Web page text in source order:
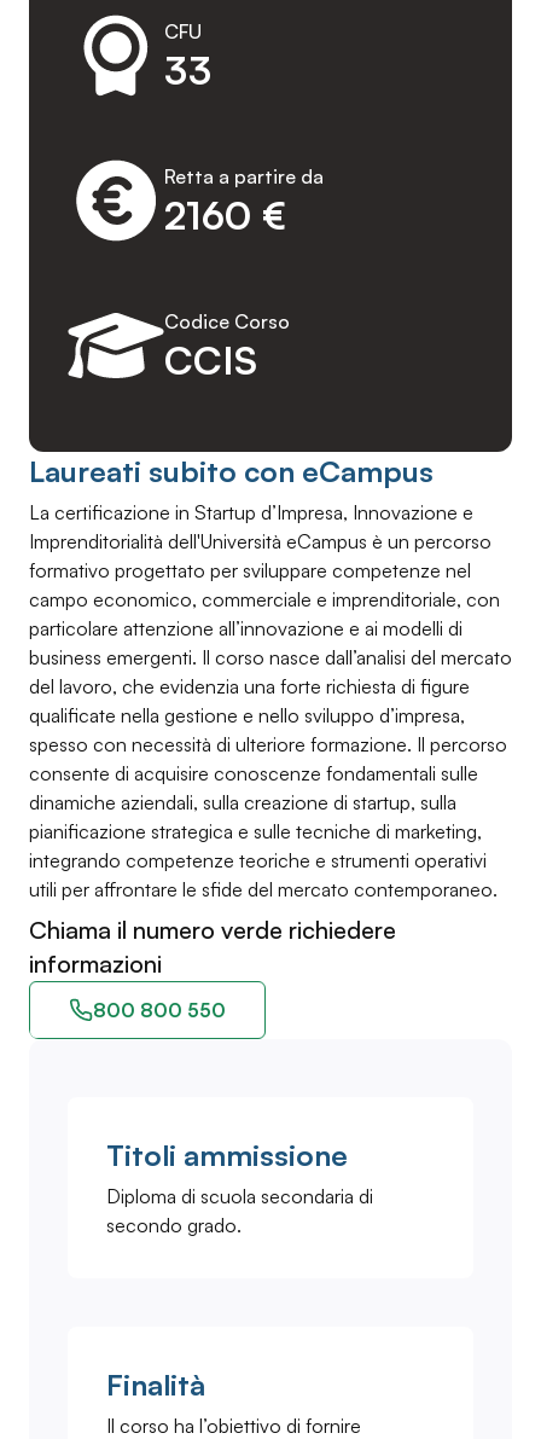
33
CFU
2160 €
Retta a partire da
CCIS
Codice Corso
Laureati subito con eCampus
La certificazione in Startup d’Impresa, Innovazione e
Imprenditorialità dell'Università eCampus è un percorso
formativo progettato per sviluppare competenze nel
campo economico, commerciale e imprenditoriale, con
particolare attenzione all’innovazione e ai modelli di
business emergenti. Il corso nasce dall’analisi del mercato
del lavoro, che evidenzia una forte richiesta di figure
qualificate nella gestione e nello sviluppo d’impresa,
spesso con necessità di ulteriore formazione. Il percorso
consente di acquisire conoscenze fondamentali sulle
dinamiche aziendali, sulla creazione di startup, sulla
pianificazione strategica e sulle tecniche di marketing,
integrando competenze teoriche e strumenti operativi
utili per affrontare le sfide del mercato contemporaneo.
Chiama il numero verde richiedere
informazioni
800 800 550
Titoli ammissione
Diploma di scuola secondaria di
secondo grado.
Finalità
Il corso ha l’obiettivo di fornire